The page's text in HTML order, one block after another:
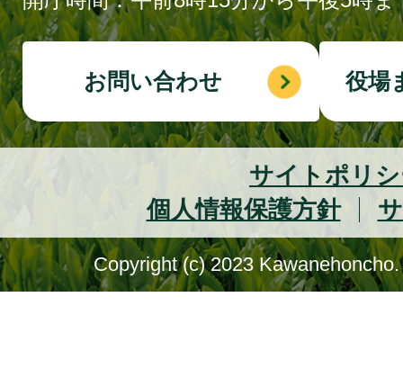
お問い合わせ 役場
サイトポリ
個人情報保護方針
Copyright (c) 2023